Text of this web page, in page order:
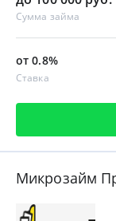
Сумма займа
от 0.8%
Ставка
Микрозайм